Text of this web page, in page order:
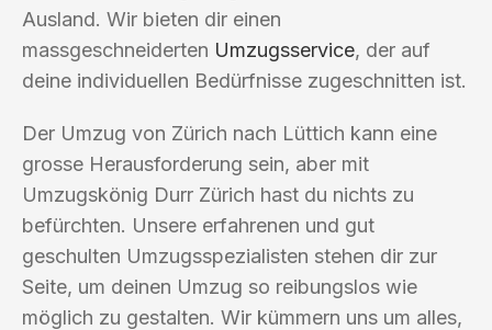
Ausland. Wir bieten dir einen
massgeschneiderten Umzugsservice, der auf
deine individuellen Bedürfnisse zugeschnitten ist.
Der Umzug von Zürich nach Lüttich kann eine
grosse Herausforderung sein, aber mit
Umzugskönig Durr Zürich hast du nichts zu
befürchten. Unsere erfahrenen und gut
geschulten Umzugsspezialisten stehen dir zur
Seite, um deinen Umzug so reibungslos wie
möglich zu gestalten. Wir kümmern uns um alles,